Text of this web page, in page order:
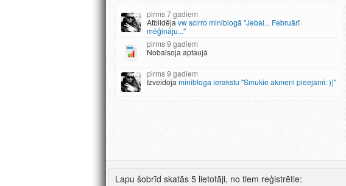
7 gadiem
Atbildējavw scirro miniblogā "Jebal... Februārī
mēģināju..."
9 gadiem
Nobalsoja aptaujā
9 gadiem
Izveidoja minibloga ierakstu "Smukie akmeņi pieejami: ))"
Lapu šobrīd skatās 5 lietotāji, no tiem reģistrētie: